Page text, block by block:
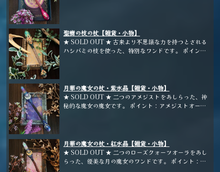
聖樹の枝の杖【雑貨・小物】
★ SOLD OUT ★ 古来より不思議な力を持つとされる
ハシバミの枝を使った、特別なワンドです。 ポイン
月華の魔女の杖・紫水晶【雑貨・小物】
★ SOLD OUT ★ 二つのアメジストをあしらった、神
秘的な魔女の魔女です。 ポイント：アメジストオーラ
月華の魔女の杖・紅水晶【雑貨・小物】
★ SOLD OUT ★ 二つのローズクォーツオーラをあし
らった、優美な月の魔女のワンドです。 ポイント：ロ